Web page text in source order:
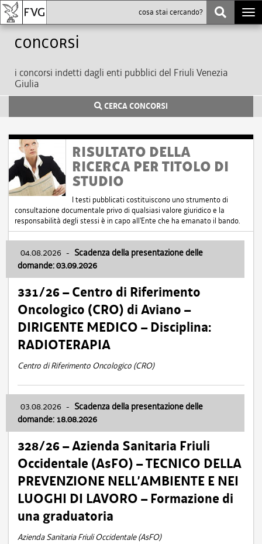
Concorsi
i concorsi indetti dagli enti pubblici del Friuli Venezia
Giulia
CERCA CONCORSI
RISULTATO DELLA
RICERCA PER TITOLO DI
STUDIO
I testi pubblicati costituiscono uno strumento di
consultazione documentale privo di qualsiasi valore giuridico e la
responsabilità degli stessi è in capo all'Ente che ha emanato il bando.
04.08.2026 - Scadenza della presentazione delle
domande: 03.09.2026
331/26 – Centro di Riferimento
Oncologico (CRO) di Aviano –
DIRIGENTE MEDICO – Disciplina:
RADIOTERAPIA
Centro di Riferimento Oncologico (CRO)
03.08.2026 - Scadenza della presentazione delle
domande: 18.08.2026
328/26 – Azienda Sanitaria Friuli
Occidentale (AsFO) – TECNICO DELLA
PREVENZIONE NELL’AMBIENTE E NEI
LUOGHI DI LAVORO – Formazione di
una graduatoria
Azienda Sanitaria Friuli Occidentale (AsFO)